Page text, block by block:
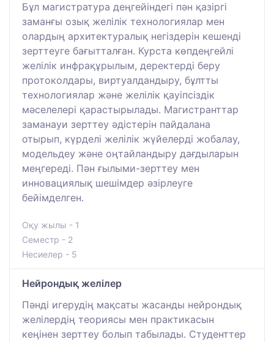
Бұл магистратура деңгейіндегі пән қазіргі
заманғы озық желілік технологиялар мен
олардың архитектуралық негіздерін кешенді
зерттеуге бағытталған. Курста көпдеңгейлі
желілік инфрақұрылым, деректерді беру
протоколдары, виртуалдандыру, бұлтты
технологиялар және желілік қауіпсіздік
мәселелері қарастырылады. Магистранттар
заманауи зерттеу әдістерін пайдалана
отырып, күрделі желілік жүйелерді жобалау,
модельдеу және оңтайландыру дағдыларын
меңгереді. Пән ғылыми-зерттеу мен
инновациялық шешімдер әзірлеуге
бейімделген.
Оқу жылы - 1
Семестр - 2
Несиелер - 5
Нейрондық желілер
Пәнді игерудің мақсаты жасанды нейрондық
желілердің теориясы мен практикасын
кеңінен зерттеу болып табылады. Студенттер